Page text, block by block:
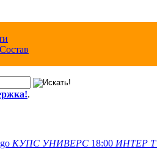
.
КУПС УНИВЕРС 18:00 ИНТЕР Т